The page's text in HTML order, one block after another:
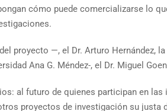
cómo puede comercializarse lo
proyecto —, el Dr. Arturo Hernández, la
Ana G. Méndez-, el Dr. Miguel
al futuro de quienes participan en
proyectos de investigación su